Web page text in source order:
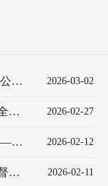
司
2026-03-02
知
2026-02-27
——
2026-02-12
导
2026-02-11